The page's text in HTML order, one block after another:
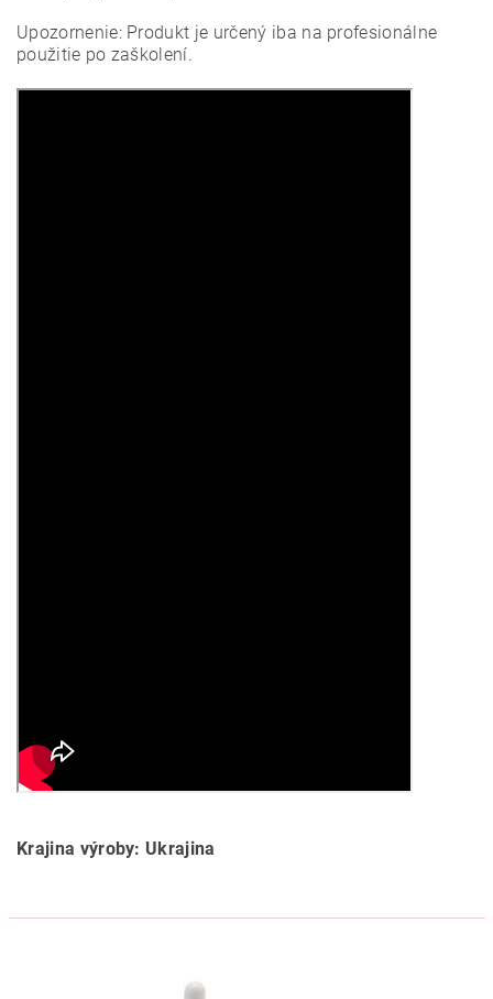
Upozornenie: Produkt je určený iba na profesionálne
použitie po zaškolení.
Krajina výroby: Ukrajina